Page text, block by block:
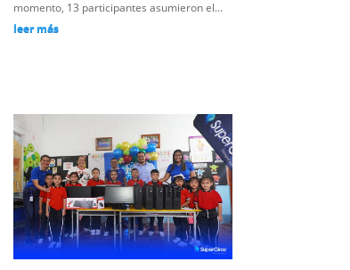
momento, 13 participantes asumieron el...
leer más